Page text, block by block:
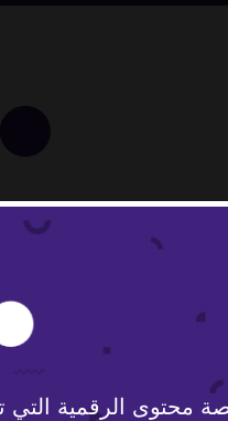
محتوى الرقمية